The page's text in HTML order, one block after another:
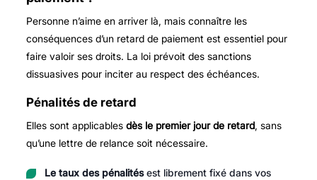
Personne n’aime en arriver là, mais connaître les
conséquences d’un retard de paiement est essentiel pour
faire valoir ses droits. La loi prévoit des sanctions
dissuasives pour inciter au respect des échéances.
Pénalités de retard
Elles sont applicables dès le premier jour de retard, sans
qu’une lettre de relance soit nécessaire.
Le taux des pénalitésest librement fixé dans vos